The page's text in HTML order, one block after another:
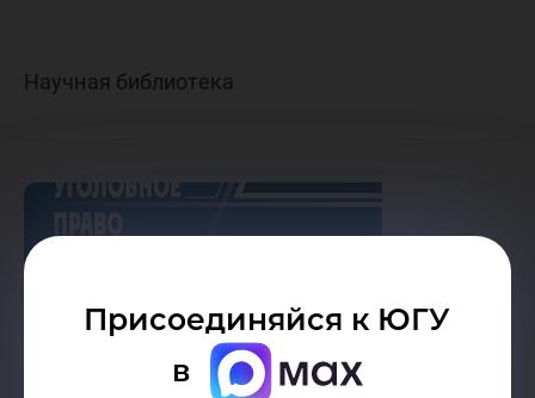
Присоединяйся к ЮГУ
в
Научная библиотека